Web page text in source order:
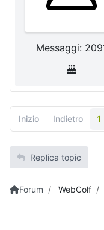
Messaggi:
Inizio Indietro 1
Replica topic
Forum WebColf